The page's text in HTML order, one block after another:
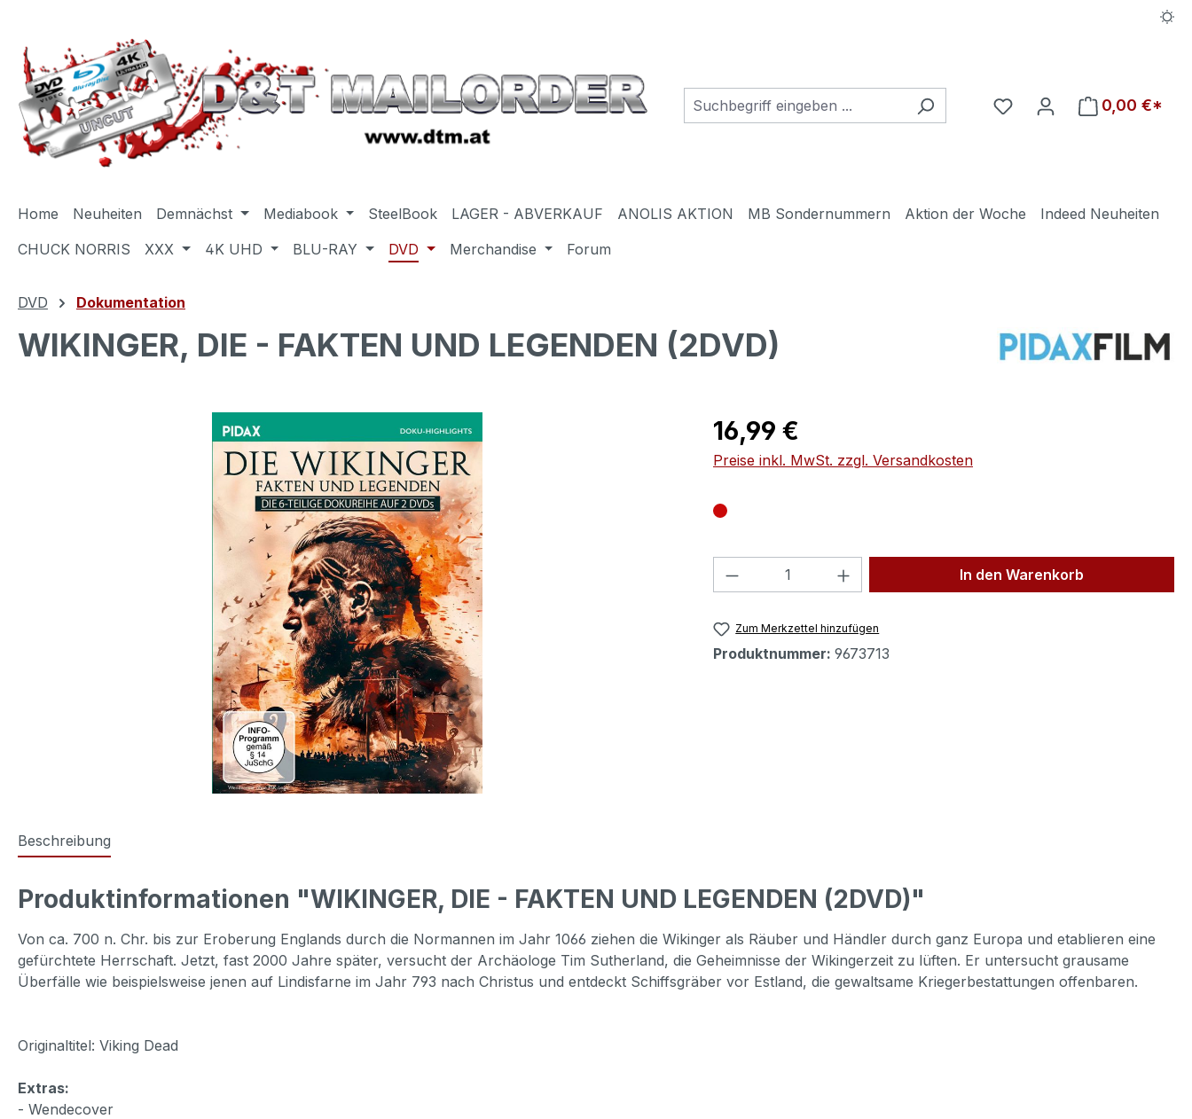
Du hast 0 Produkte auf
0,00 €*
Home Neuheiten Demnächst Mediabook SteelBook LAGER - ABVERKAUF ANOLIS AKTION MB Sondernummern Aktion der Woche
Indeed Neuheiten
CHUCK NORRIS
XXX 4K UHD BLU-RAY DVD Merchandise Forum
DVD Dokumentation
WIKINGER, DIE - FAKTEN UND LEGENDEN (2DVD)
Regulärer Preis:
16,99 €
Preise inkl. MwSt. zzgl. Versandkosten
Produkt Anzahl: Gib den gewünschten Wert
In den Warenkorb
Zum Merkzettel hinzufügen
Produktnummer: 9673713
Beschreibung
Produktinformationen "WIKINGER, DIE - FAKTEN UND LEGENDEN (2DVD)"
Von ca. 700 n. Chr. bis zur Eroberung Englands durch die Normannen im Jahr 1066 ziehen die Wikinger als Räuber und Händler durch ganz Europa und etablieren eine
gefürchtete Herrschaft. Jetzt, fast 2000 Jahre später, versucht der Archäologe Tim Sutherland, die Geheimnisse der Wikingerzeit zu lüften. Er untersucht grausame
Überfälle wie beispielsweise jenen auf Lindisfarne im Jahr 793 nach Christus und entdeckt Schiffsgräber vor Estland, die gewaltsame Kriegerbestattungen offenbaren.
Originaltitel: Viking Dead
Extras:
- Wendecover